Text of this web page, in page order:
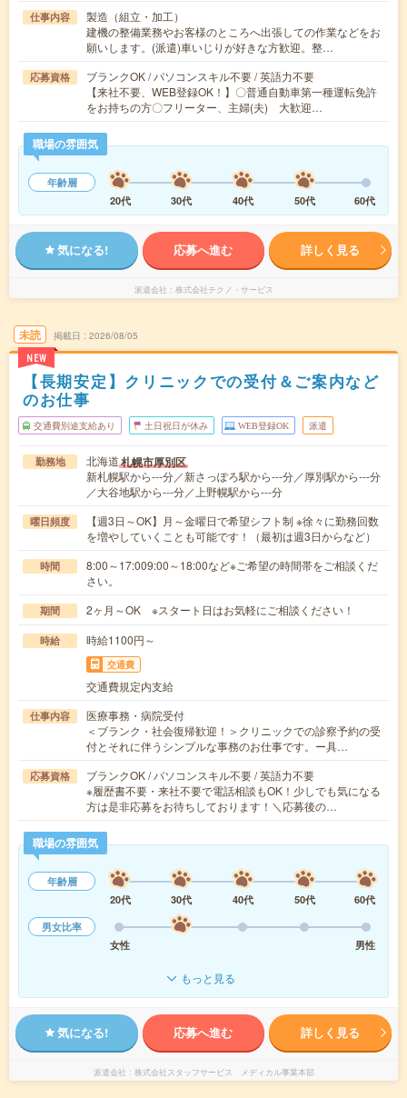
仕事内容
製造（組立・加工）
建機の整備業務やお客様のところへ出張しての作業などをお
願いします。(派遣)車いじりが好きな方歓迎。整…
応募資格
ブランクOK / パソコンスキル不要 / 英語力不要
【来社不要、WEB登録OK！】〇普通自動車第一種運転免許
をお持ちの方〇フリーター、主婦(夫) 大歓迎…
職場の雰囲気
年齢層
20代
30代 40代 50代 60代
気になる! 応募へ進む 詳しく見る
派遣会社 株式会社テクノ・サービス
未読
NEW
掲載日 2026/08/05
【長期安定】クリニックでの受付＆ご案内など
のお仕事
交通費別途支給あり 土日祝日が休み WEB登録OK 派遣
勤務地 北海道札幌市厚別区
新札幌駅から---分／新さっぽろ駅から---分／厚別駅から---分
／大谷地駅から---分／上野幌駅から---分
曜日頻度
【週3日～OK】月～金曜日で希望シフト制 ※徐々に勤務回数
を増やしていくことも可能です！（最初は週3日からなど）
時間
8:00～17:009:00～18:00など※ご希望の時間帯をご相談くだ
さい。
期間 2ヶ月～OK ※スタート日はお気軽にご相談ください！
時給 時給1100円～
交通費
交通費規定内支給
仕事内容
医療事務・病院受付
＜ブランク・社会復帰歓迎！＞クリニックでの診察予約の受
付とそれに伴うシンプルな事務のお仕事です。ー具…
応募資格
ブランクOK / パソコンスキル不要 / 英語力不要
※履歴書不要・来社不要で電話相談もOK！少しでも気になる
方は是非応募をお待ちしております！＼応募後の…
職場の雰囲気
年齢層
20代
30代 40代 50代
60代
男女比率
女性
男性
もっと見る
気になる! 応募へ進む 詳しく見る
派遣会社 株式会社スタッフサービス メディカル事業本部